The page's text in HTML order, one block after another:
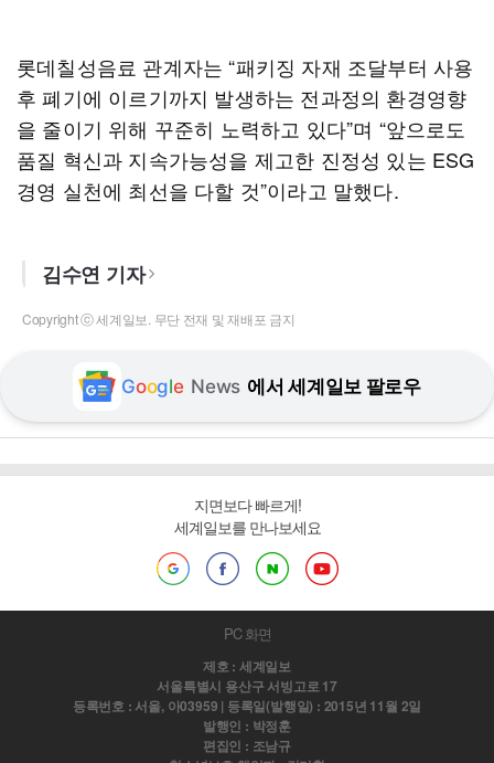
롯데칠성음료 관계자는 “패키징 자재 조달부터 사용
후 폐기에 이르기까지 발생하는 전과정의 환경영향
을 줄이기 위해 꾸준히 노력하고 있다”며 “앞으로도
품질 혁신과 지속가능성을 제고한 진정성 있는 ESG
경영 실천에 최선을 다할 것”이라고 말했다.
김수연 기자
Copyright ⓒ 세계일보. 무단 전재 및 재배포 금지
Google News 에서 세계일보 팔로우
지면보다 빠르게!
세계일보를 만나보세요
PC 화면
제호 : 세계일보
서울특별시 용산구 서빙고로 17
등록번호 : 서울, 아03959 | 등록일(발행일) : 2015년 11월 2일
발행인 : 박정훈
편집인 : 조남규